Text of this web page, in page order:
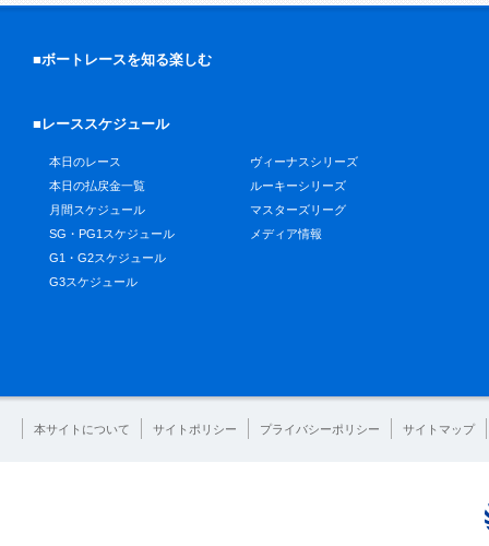
■ボートレースを知る楽しむ
■レーススケジュール
本日のレース
本日の払戻金一覧
月間スケジュール
SG・PG1スケジュール
G1・G2スケジュール
G3スケジュール
ヴィーナスシリーズ
ルーキーシリーズ
マスターズリーグ
メディア情報
本サイトについて サイトポリシー プライバシーポリシー サイトマップ